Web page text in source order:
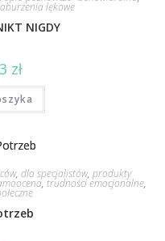
lękowe
NIGDY
zł
, dla specjalistów, produkty
, trudności emocjonalne,